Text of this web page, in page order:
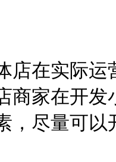
在实际运
商家在开
，尽量可